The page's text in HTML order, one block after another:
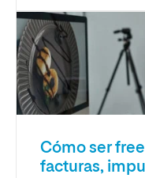
Cómo ser
facturas,